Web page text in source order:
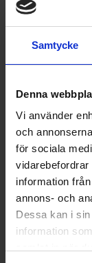
Samtycke
Denna
Vi använder
och
för sociala
vidarebefordrar
information
annons- och
Dessa kan i
information